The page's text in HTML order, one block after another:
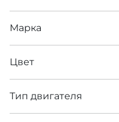
Марка
Цвет
Тип двигателя